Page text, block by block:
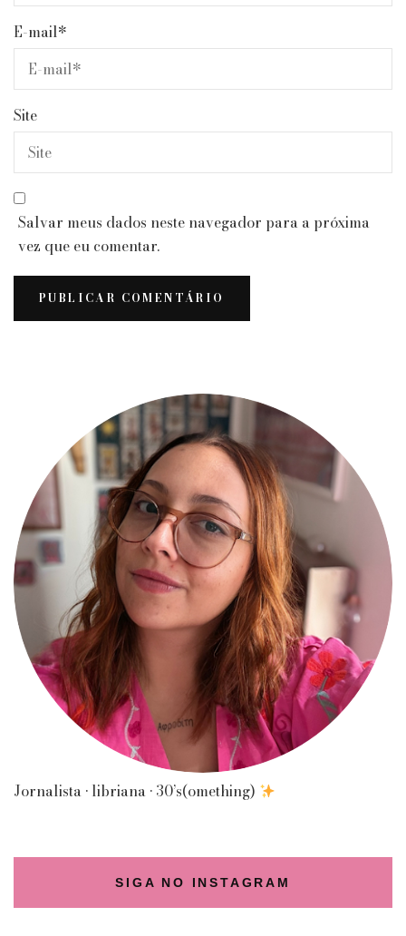
E-mail*
Site
Salvar meus dados neste navegador para a próxima
vez que eu comentar.
Jornalista • libriana • 30’s(omething)
SIGA NO INSTAGRAM